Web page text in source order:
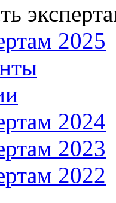
2025
2024
2023
2022